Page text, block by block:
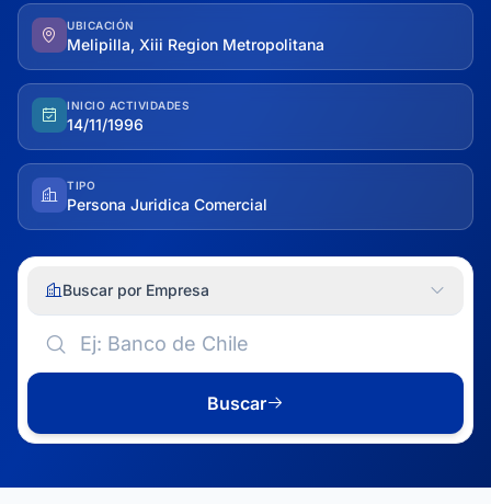
UBICACIÓN
Melipilla, Xiii Region Metropolitana
INICIO ACTIVIDADES
14/11/1996
TIPO
Persona Juridica Comercial
Buscar por Empresa
Buscar